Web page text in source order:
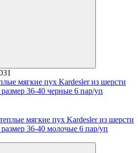
мягкие пух Kardesler из шерсти
36-40 черные 6 пар/уп